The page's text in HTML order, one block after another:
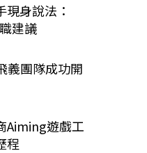
身說法：
建議
義團隊成功開
Aiming遊戲工
程